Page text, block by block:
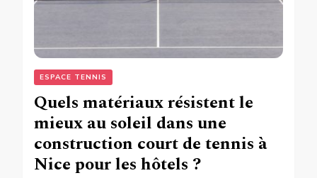
ESPACE TENNIS
Quels matériaux résistent le
mieux au soleil dans une
construction court de tennis à
Nice pour les hôtels ?